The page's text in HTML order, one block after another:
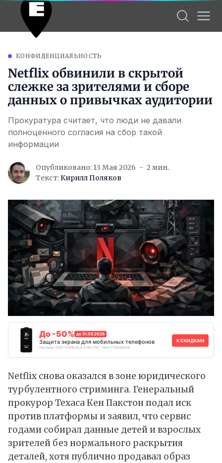
КОНФИДЕНЦИАЛЬНОСТЬ
Netflix обвинили в скрытой
слежке за зрителями и сборе
данных о привычках аудитории
Прокуратура считает, что люди не давали
полноценного согласия на сбор такой
информации
Опубликовано: 13 Мая 2026
2 мин.
Текст: Кирилл Поляков
До -50% до 31.08.2026
Защита экрана для мобильных телефонов
Реклама. ООО "АЛИБАБА.КОМ (РУ)", ИНН 7703380158
К СКИДКАМ
Netflix снова оказался в зоне юридического
турбулентного стриминга. Генеральный
прокурор Техаса Кен Пакстонподал иск
против платформы и заявил, что сервис
годами собирал данные детей и взрослых
зрителей без нормального раскрытия
деталей, хотя публично продавал образ